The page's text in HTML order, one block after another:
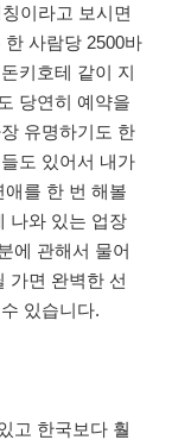
이라고 보시면
사람당 2500바
키호테 같이 지
당연히 예약을
유명하기도 한
도 있어서 내가
를 한 번 해볼
나와 있는 업장
에 관해서 물어
가면 완벽한 선
있습니다.
고 한국보다 훨